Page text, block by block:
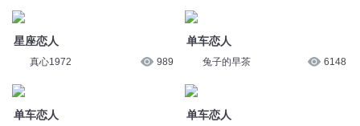
星座恋人
真心1972 989
单车恋人
单车恋人
兔子的早茶 6148
单车恋人